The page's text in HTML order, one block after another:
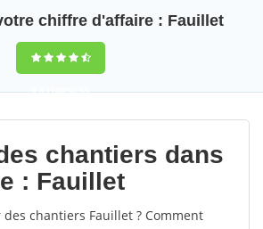
chiffre d'affaire : Fauillet
9,5(100%)59
votes
chantiers dans
: Fauillet
chantiers Fauillet ? Comment